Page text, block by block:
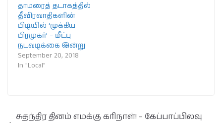
தாமரைத் தடாகத்தில்
தீவிரவாதிகளின்
பிடியில் ‘முக்கிய
பிரமுகர்’ – மீட்பு
நடவடிக்கை இன்று
September 20, 2018
In "Local"
சுதந்திர தினம் எமக்கு கரிநாள்! – கேப்பாப்பிலவு